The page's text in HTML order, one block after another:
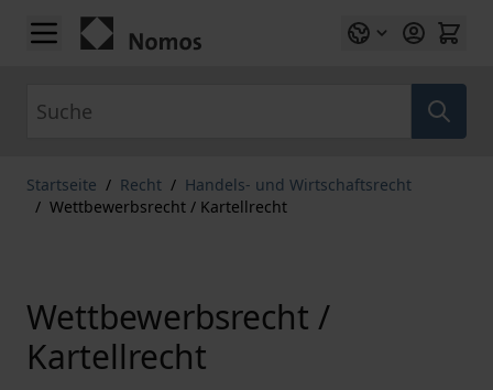
Zum Inhalt springen
Startseite / Recht / Handels- und Wirtschaftsrecht
/ Wettbewerbsrecht / Kartellrecht
Wettbewerbsrecht /
Kartellrecht